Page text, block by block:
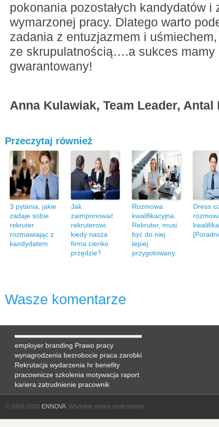
pokonania pozostałych kandydatów i
wymarzonej pracy. Dlatego warto
zadania z entuzjazmem i
ze skrupulatnością….a sukces mamy
gwarantowany!
Anna Kulawiak, Team Leader,
Przeczytaj również
3 pytania, jakie
zadaje sobie
rekruter
rozmawiając z
kandydatem
Jak
zaimponować
rekruterowi,
kiedy nasza
firma cienko
przędzie?
Rozmowa
kwalifikacyjna.
Rekruter, musi
być do niej
lepiej
przygotowany.
Dress
Wasze komentarze
employer branding Prawo pracy
wynagrodzenia bezrobocie praca zarobki
Rekrutacja wydarzenia hr benefity
pracownicze szkolenia motywacja raport
kariera zatrudnienie pracownik
© 2008-2020 ENNOVA. Wszelkie prawa zastrzeżone.